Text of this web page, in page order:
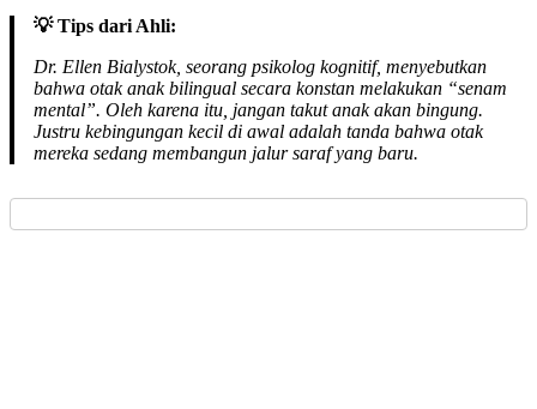
💡 Tips dari Ahli:
Dr. Ellen Bialystok, seorang psikolog kognitif, menyebutkan
bahwa otak anak bilingual secara konstan melakukan “senam
mental”. Oleh karena itu, jangan takut anak akan bingung.
Justru kebingungan kecil di awal adalah tanda bahwa otak
mereka sedang membangun jalur saraf yang baru.